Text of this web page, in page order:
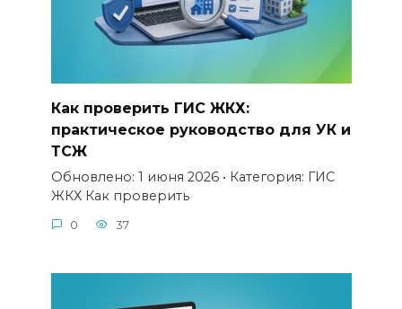
Как проверить ГИС ЖКХ:
практическое руководство для УК и
ТСЖ
Обновлено: 1 июня 2026 • Категория: ГИС
ЖКХ Как проверить
0 37